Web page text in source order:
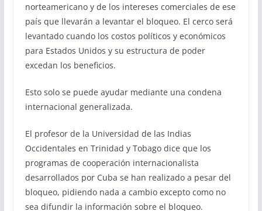
norteamericano y de los intereses comerciales de ese
país que llevarán a levantar el bloqueo. El cerco será
levantado cuando los costos políticos y económicos
para Estados Unidos y su estructura de poder
excedan los beneficios.
Esto solo se puede ayudar mediante una condena
internacional generalizada.
El profesor de la Universidad de las Indias
Occidentales en Trinidad y Tobago dice que los
programas de cooperación internacionalista
desarrollados por Cuba se han realizado a pesar del
bloqueo, pidiendo nada a cambio excepto como no
sea difundir la información sobre el bloqueo.